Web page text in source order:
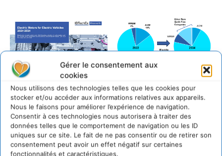
Gérer le consentement aux
cookies
Nous utilisons des technologies telles que les cookies pour
stocker et/ou accéder aux informations relatives aux appareils.
Nous le faisons pour améliorer l’expérience de navigation.
Consentir à ces technologies nous autorisera à traiter des
données telles que le comportement de navigation ou les ID
uniques sur ce site. Le fait de ne pas consentir ou de retirer son
consentement peut avoir un effet négatif sur certaines
fonctionnalités et caractéristiques.